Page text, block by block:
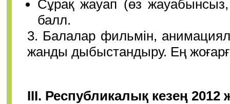
Сұрақ жауап (өз
балл.
3. Балалар фильмін,
жанды дыбыстандыру. Ең
ІІІ. Республикалық кезең